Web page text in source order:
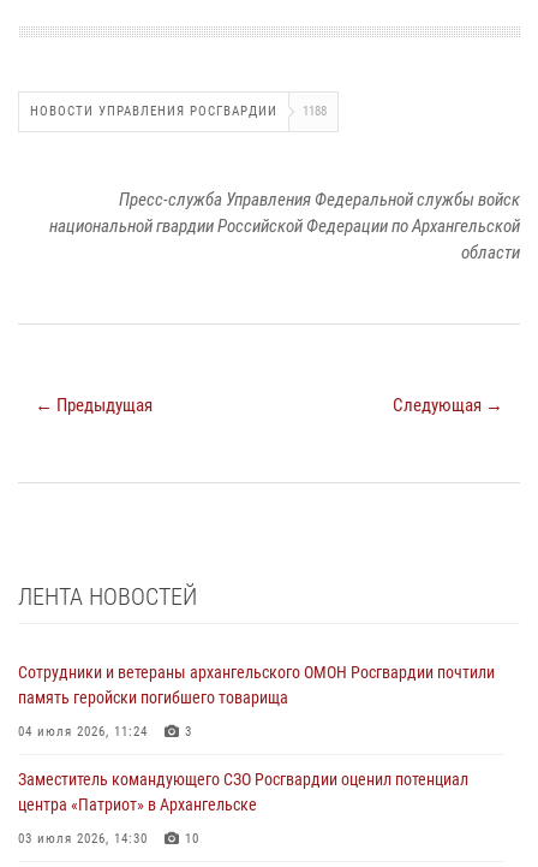
НОВОСТИ УПРАВЛЕНИЯ РОСГВАРДИИ 1188
Пресс-служба Управления Федеральной службы войск
национальной гвардии Российской Федерации по Архангельской
области
← Предыдущая Следующая →
ЛЕНТА НОВОСТЕЙ
Сотрудники и ветераны архангельского ОМОН Росгвардии почтили
память геройски погибшего товарища
04 июля 2026, 11:24 3
Заместитель командующего СЗО Росгвардии оценил потенциал
центра «Патриот» в Архангельске
03 июля 2026, 14:30 10